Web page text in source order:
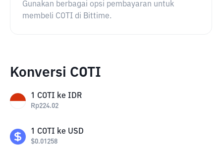
Gunakan berbagai opsi pembayaran untuk
membeli COTI di Bittime.
Konversi COTI
1 COTI ke IDR
Rp224.02
1 COTI ke USD
$0.01258